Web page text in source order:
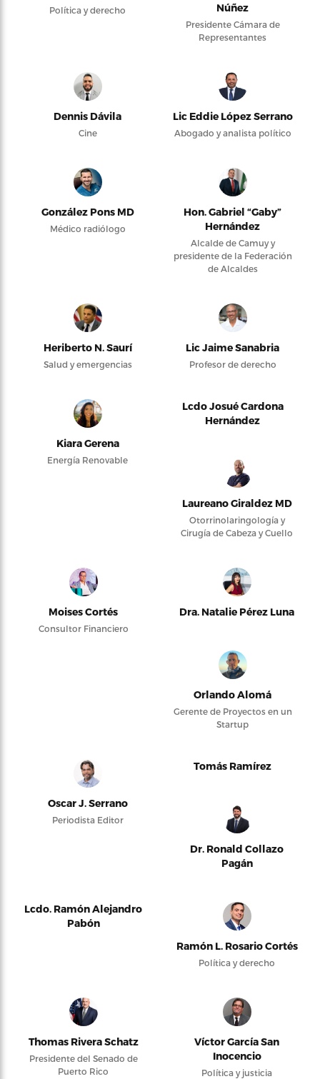
Política y derecho
Núñez
Presidente Cámara de
Representantes
Dennis Dávila
Cine
Lic Eddie López Serrano
Abogado y analista político
González Pons MD
Médico radiólogo
Hon. Gabriel “Gaby”
Hernández
Alcalde de Camuy y
presidente de la Federación
de Alcaldes
Heriberto N. Saurí
Salud y emergencias
Lic Jaime Sanabria
Profesor de derecho
Kiara Gerena
Energía Renovable
Lcdo Josué Cardona
Hernández
Laureano Giraldez MD
Otorrinolaringología y
Cirugía de Cabeza y Cuello
Moises Cortés
Consultor Financiero
Dra. Natalie Pérez Luna
Orlando Alomá
Gerente de Proyectos en un
Startup
Oscar J. Serrano
Periodista Editor
Tomás Ramírez
Dr. Ronald Collazo
Pagán
Lcdo. Ramón Alejandro
Pabón
Ramón L. Rosario Cortés
Política y derecho
Thomas Rivera Schatz
Presidente del Senado de
Puerto Rico
Víctor García San
Inocencio
Política y justicia